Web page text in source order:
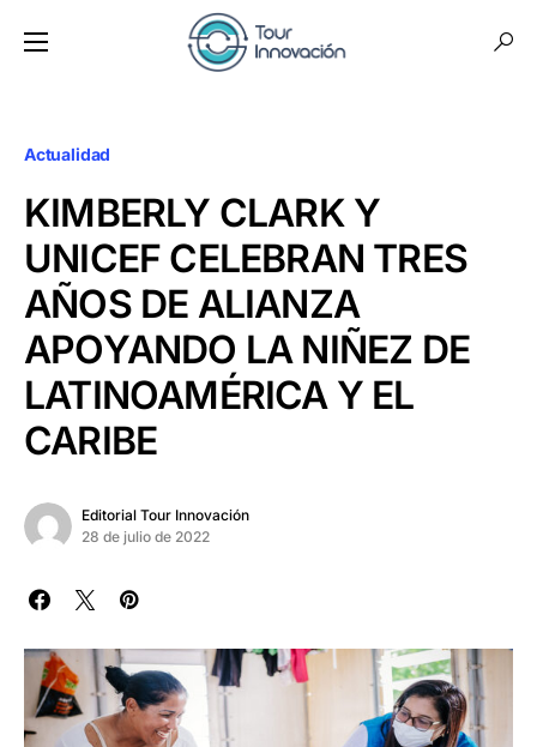
Actualidad
KIMBERLY CLARK Y
UNICEF CELEBRAN TRES
AÑOS DE ALIANZA
APOYANDO LA NIÑEZ DE
LATINOAMÉRICA Y EL
CARIBE
Editorial Tour Innovación
28 de julio de 2022